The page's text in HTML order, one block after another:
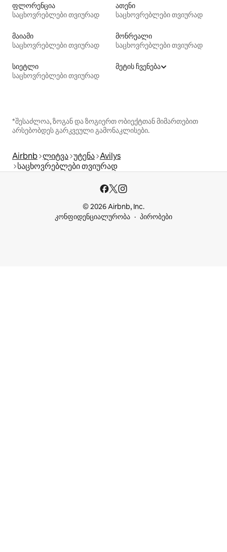
ფლორენცია
საცხოვრებლები თვიურად
ათენი
საცხოვრებლები თვიურად
მაიამი
საცხოვრებლები თვიურად
მონრეალი
საცხოვრებლები თვიურად
სიეტლი
საცხოვრებლები თვიურად
მეტის ჩვენება
*შესაძლოა, ზოგან და ზოგიერთ ობიექტთან მიმართებით
არსებობდეს გარკვეული გამონაკლისები.
Airbnb ლიტვა უტენა Avilys
საცხოვრებლები თვიურად
© 2026 Airbnb, Inc.
კონფიდენციალურობა
პირობები